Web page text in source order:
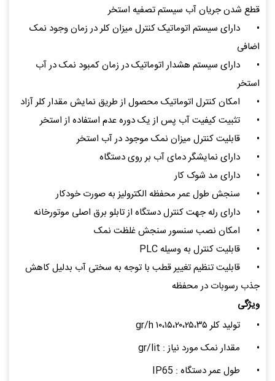
قطع شدن جریان آب سیستم تصفیه استخر
•
دارای سیستم اتوماتیک کنترل میزان کلر در زمان وجود نمک
اضافی
•
دارای سیستم هشدار اتوماتیک در زمان کمبود نمک در آب
استخر
•
امکان کنترل اتوماتیک محصول از طریق نمایش مقدار کلر آزاد
•
تثبیت کیفیت آب پس از یک دوره عدم استفاده از استخر
•
قابلیت کنترل میزان نمک موجود در آب استخر
•
دارای نمایشگر دمای آب بر روی دستگاه
•
دارای مد شوک کار
•
سنجش طول عمر محفظه الکترولیز به صورت خودکار
•
دارای رله جهت کنترل دستگاه از تابلو برق اصلی موتورخانه
•
امکان نصب سنسور سنجش غلظت نمک
•
قابلیت کنترل به وسیله PLC
•
قابلیت تنظیم تغییر قطب با توجه به سختی آب بدلیل کاهش
جذب رسوبات در محفظه
ویژگی
•
تولید کلر gr/h ۱۰،۱۵،۲۰،۲۵،۳۵
•
مقدار نمک مورد نیاز : gr/lit
•
طول عمر دستگاه : IP65